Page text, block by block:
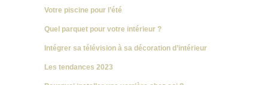
Votre piscine pour l’été
Quel parquet pour votre intérieur ?
Intégrer sa télévision à sa décoration d’intérieur
Les tendances 2023